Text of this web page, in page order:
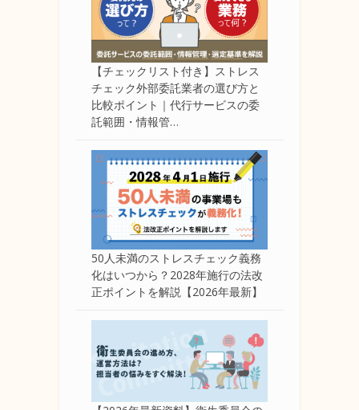
【チェックリスト付き】ストレス
チェック外部委託業者の選び方と
比較ポイント｜代行サービスの委
託範囲・情報管…
50人未満のストレスチェック義務
化はいつから？2028年施行の法改
正ポイントを解説【2026年最新】